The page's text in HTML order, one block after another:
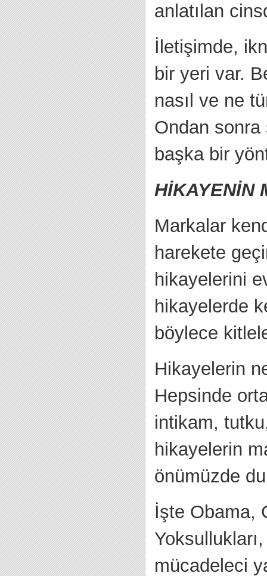
anlatılan
İletişimde,
bir yeri var.
nasıl ve ne
Ondan sonra
başka bir
HİKAYENİN
Markalar
harekete
hikayelerini
hikayelerde
böylece
Hikayelerin
Hepsinde
intikam,
hikayelerin
önümüzde
İşte Obama,
mücadeleci